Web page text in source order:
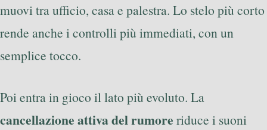
muovi tra ufficio, casa e palestra. Lo stelo più corto
rende anche i controlli più immediati, con un
semplice tocco.
Poi entra in gioco il lato più evoluto. La
cancellazione attiva del rumore riduce i suoni